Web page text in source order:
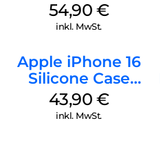
MagSafe Black
54,90 €
inkl. MwSt.
Apple iPhone 16
Silicone Case
MagSafe Plum
43,90 €
inkl. MwSt.